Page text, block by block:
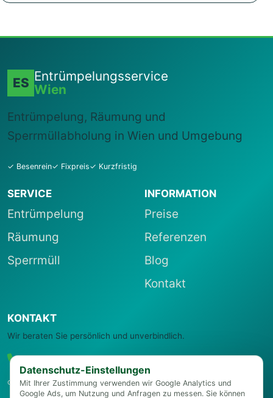
ES Entrümpelungsservice
Wien
Entrümpelung, Räumung und
Sperrmüllabholung in Wien und Umgebung
✓ Besenrein✓ Fixpreis✓ Kurzfristig
SERVICE
Entrümpelung
Räumung
Sperrmüll
INFORMATION
Preise
Referenzen
Blog
Kontakt
KONTAKT
Wir beraten Sie persönlich und unverbindlich.
0664 22 27 006
office@entruempelungsservice-wien.at
Datenschutz-Einstellungen
Mit Ihrer Zustimmung verwenden wir Google Analytics und
Google Ads, um Nutzung und Anfragen zu messen. Sie können